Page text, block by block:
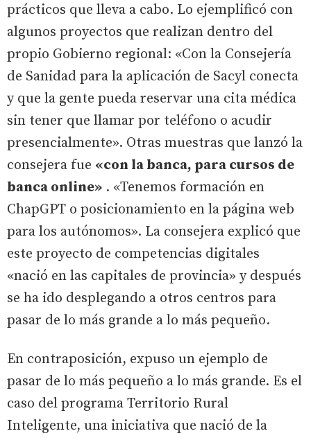
prácticos que lleva a cabo. Lo ejemplificó con
algunos proyectos que realizan dentro del
propio Gobierno regional: «Con la Consejería
de Sanidad para la aplicación de Sacyl conecta
y que la gente pueda reservar una cita médica
sin tener que llamar por teléfono o acudir
presencialmente». Otras muestras que lanzó la
consejera fue «con la banca, para cursos de
banca online» . «Tenemos formación en
ChapGPT o posicionamiento en la página web
para los autónomos». La consejera explicó que
este proyecto de competencias digitales
«nació en las capitales de provincia» y después
se ha ido desplegando a otros centros para
pasar de lo más grande a lo más pequeño.
En contraposición, expuso un ejemplo de
pasar de lo más pequeño a lo más grande. Es el
caso del programa Territorio Rural
Inteligente, una iniciativa que nació de la